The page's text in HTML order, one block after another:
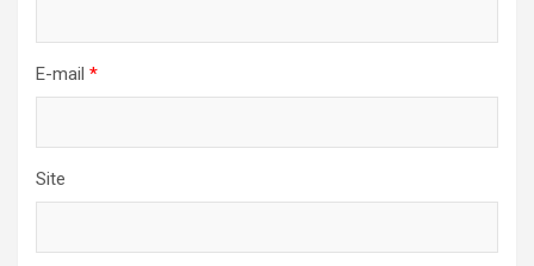
E-mail *
Site